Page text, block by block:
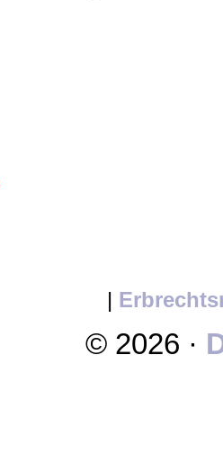
|
© 2026 ·